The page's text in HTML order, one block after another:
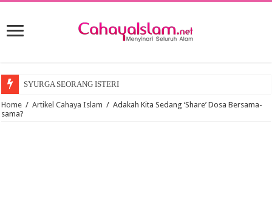
SYURGA SEORANG ISTERI
Home / Artikel Cahaya Islam / Adakah Kita Sedang ‘Share’ Dosa Bersama-
sama?